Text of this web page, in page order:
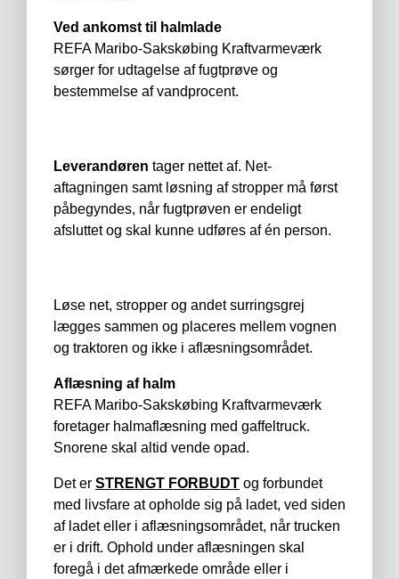
Ved ankomst til halmlade
REFA Maribo-Sakskøbing Kraftvarmeværk
sørger for udtagelse af fugtprøve og
bestemmelse af vandprocent.
Leverandøren tager nettet af. Net-
aftagningen samt løsning af stropper må først
påbegyndes, når fugtprøven er endeligt
afsluttet og skal kunne udføres af én person.
Løse net, stropper og andet surringsgrej
lægges sammen og placeres mellem vognen
og traktoren og ikke i aflæsningsområdet.
Aflæsning af halm
REFA Maribo-Sakskøbing Kraftvarmeværk
foretager halmaflæsning med gaffeltruck.
Snorene skal altid vende opad.
Det er STRENGT FORBUDT og forbundet
med livsfare at opholde sig på ladet, ved siden
af ladet eller i aflæsningsområdet, når trucken
er i drift. Ophold under aflæsningen skal
foregå i det afmærkede område eller i